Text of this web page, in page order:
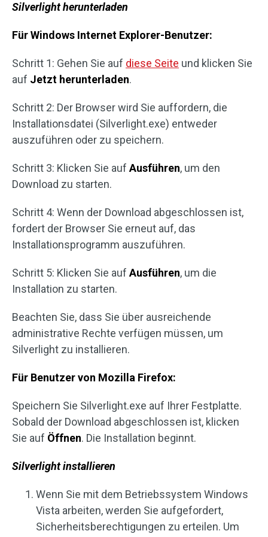
Silverlight herunterladen
Für Windows Internet Explorer-Benutzer:
Schritt 1: Gehen Sie auf diese Seite und klicken Sie
auf Jetzt herunterladen.
Schritt 2: Der Browser wird Sie auffordern, die
Installationsdatei (Silverlight.exe) entweder
auszuführen oder zu speichern.
Schritt 3: Klicken Sie auf Ausführen, um den
Download zu starten.
Schritt 4: Wenn der Download abgeschlossen ist,
fordert der Browser Sie erneut auf, das
Installationsprogramm auszuführen.
Schritt 5: Klicken Sie auf Ausführen, um die
Installation zu starten.
Beachten Sie, dass Sie über ausreichende
administrative Rechte verfügen müssen, um
Silverlight zu installieren.
Für Benutzer von Mozilla Firefox:
Speichern Sie Silverlight.exe auf Ihrer Festplatte.
Sobald der Download abgeschlossen ist, klicken
Sie auf Öffnen. Die Installation beginnt.
Silverlight installieren
Wenn Sie mit dem Betriebssystem Windows
Vista arbeiten, werden Sie aufgefordert,
Sicherheitsberechtigungen zu erteilen. Um